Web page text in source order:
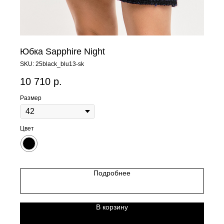
Юбка Sapphire Night
SKU: 25black_blu13-sk
10 710 р.
Размер
Цвет
Подробнее
В корзину